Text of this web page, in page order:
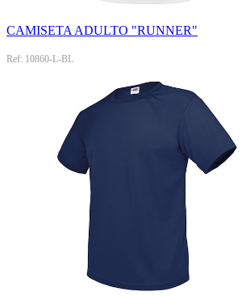
CAMISETA ADULTO "RUNNER"
Ref: 10860-L-BL